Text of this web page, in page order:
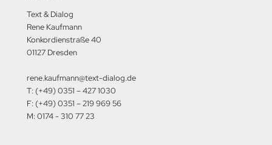
Text & Dialog
Rene Kaufmann
Konkordienstraße 40
01127 Dresden
rene.kaufmann@text-dialog.de
T: (+49) 0351 – 427 1030
F: (+49) 0351 – 219 969 56
M: 0174 - 310 77 23